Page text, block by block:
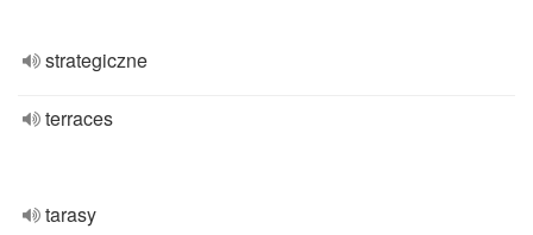
strategiczne
terraces
tarasy